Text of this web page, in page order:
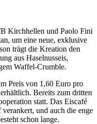
Kirchhellen und Paolo Fini
um eine neue, exklusive
trägt die Kreation den
aus Haselnusseis,
Waffel-Crumble.
Preis von 1,60 Euro pro
Bereits zum dritten
statt. Das Eiscafé
und auch die enge
schon lange.